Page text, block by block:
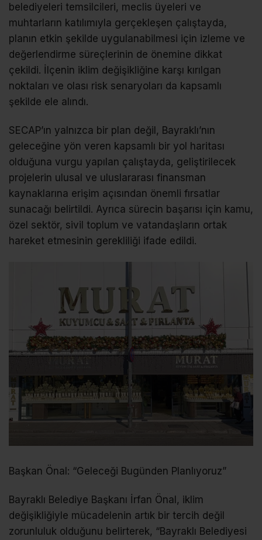
belediyeleri temsilcileri, meclis üyeleri ve
muhtarların katılımıyla gerçekleşen çalıştayda,
planın etkin şekilde uygulanabilmesi için izleme ve
değerlendirme süreçlerinin de önemine dikkat
çekildi. İlçenin iklim değişikliğine karşı kırılgan
noktaları ve olası risk senaryoları da kapsamlı
şekilde ele alındı.
SECAP’ın yalnızca bir plan değil, Bayraklı’nın
geleceğine yön veren kapsamlı bir yol haritası
olduğuna vurgu yapılan çalıştayda, geliştirilecek
projelerin ulusal ve uluslararası finansman
kaynaklarına erişim açısından önemli fırsatlar
sunacağı belirtildi. Ayrıca sürecin başarısı için kamu,
özel sektör, sivil toplum ve vatandaşların ortak
hareket etmesinin gerekliliği ifade edildi.
Başkan Önal: “Geleceği Bugünden Planlıyoruz”
Bayraklı Belediye Başkanı İrfan Önal, iklim
değişikliğiyle mücadelenin artık bir tercih değil
zorunluluk olduğunu belirterek, “Bayraklı Belediyesi